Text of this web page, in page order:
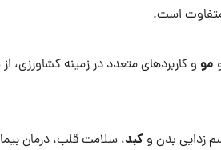
است.
مو و کاربردهای متعدد در زمینه
زدایی بدن و کبد، سلامت قلب، درمان